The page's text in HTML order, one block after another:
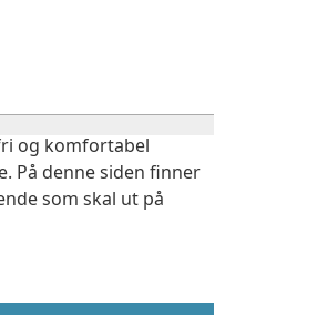
og komfortabel
På denne siden finner
som skal ut på